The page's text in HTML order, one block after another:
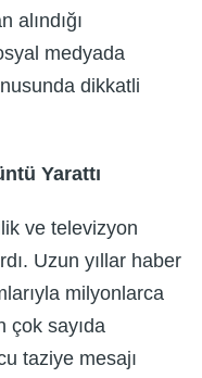
alındığı
medyada
dikkatli
Yarattı
ve televizyon
Uzun yıllar haber
milyonlarca
çok sayıda
taziye mesajı